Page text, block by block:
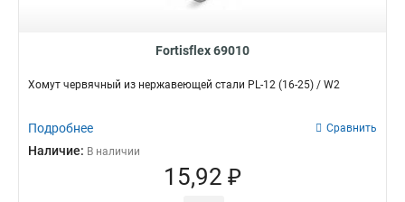
Fortisflex 69010
Хомут червячный из нержавеющей стали PL-12 (16-25) / W2
Подробнее Сравнить
Наличие: В наличии
15,92 ₽